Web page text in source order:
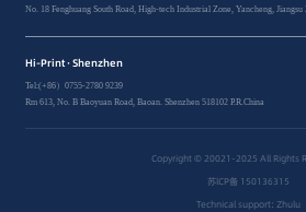
No. 18 Fenghuang South Road, High-tech Industrial Zone, Yancheng, Jiangsu
Hi-Print · Shenzhen
Tel:(+86）0755-2780 9239
Rm 613, No. B Baoyuan Road, Baoan. Shenzhen 518102 P.R.China
Copyright © 20021-2025 All Rights
苏lCP备 150136315
Technical support: Zhulu